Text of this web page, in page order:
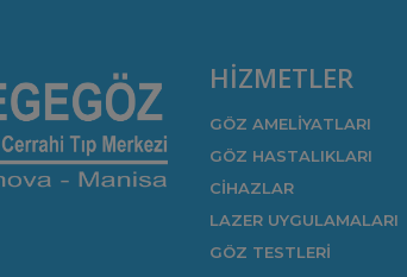
HİZMETLER
GÖZ AMELİYATLARI
GÖZ HASTALIKLARI
CİHAZLAR
LAZER UYGULAMALARI
GÖZ TESTLERİ